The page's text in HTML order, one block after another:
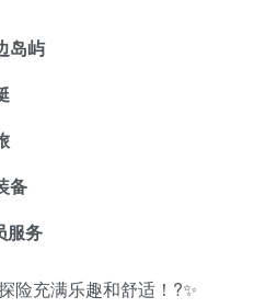
岛屿
备
服务
险充满乐趣和舒适！?✨